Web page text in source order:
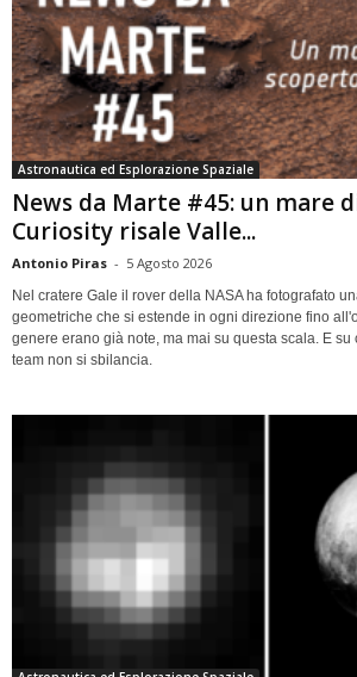
Astronautica ed Esplorazione Spaziale
News da Marte #45: un mare
Curiosity risale Valle...
Antonio Piras - 5 Agosto 2026
Nel cratere Gale il rover della NASA ha fotografato
geometriche che si estende in ogni direzione fino
genere erano già note, ma mai su questa scala. E su
team non si sbilancia.